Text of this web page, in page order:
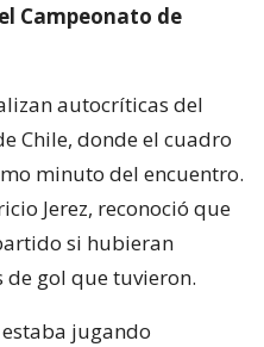
Campeonato de
autocríticas del
Chile, donde el cuadro
minuto del encuentro.
Jerez, reconoció que
si hubieran
de gol que tuvieron.
jugando